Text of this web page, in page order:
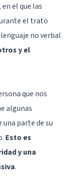
el que las
el trato
no verbal
y el
que nos
algunas
parte de su
Esto es
y una
.